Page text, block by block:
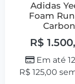
Adidas
Foam
Carbon
R$
Em até
R$ 125,00